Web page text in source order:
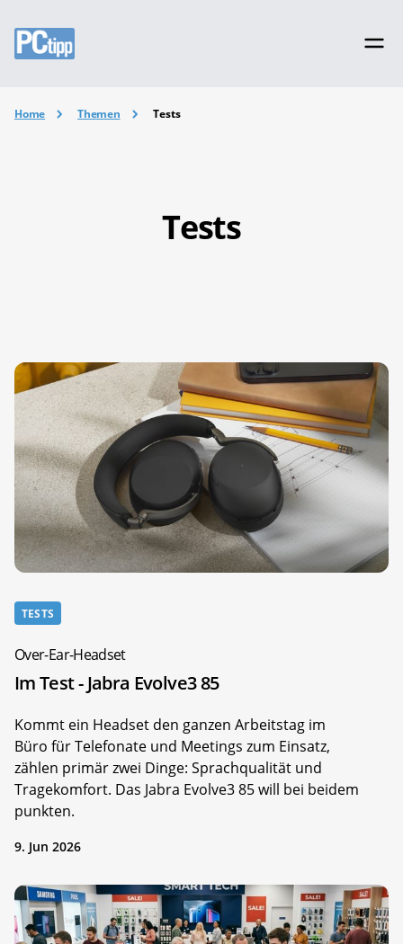
Home Themen Tests
Tests
TESTS
Over-Ear-Headset
Im Test - Jabra Evolve3 85
Kommt ein Headset den ganzen Arbeitstag im
Büro für Telefonate und Meetings zum Einsatz,
zählen primär zwei Dinge: Sprachqualität und
Tragekomfort. Das Jabra Evolve3 85 will bei beidem
punkten.
9. Jun 2026